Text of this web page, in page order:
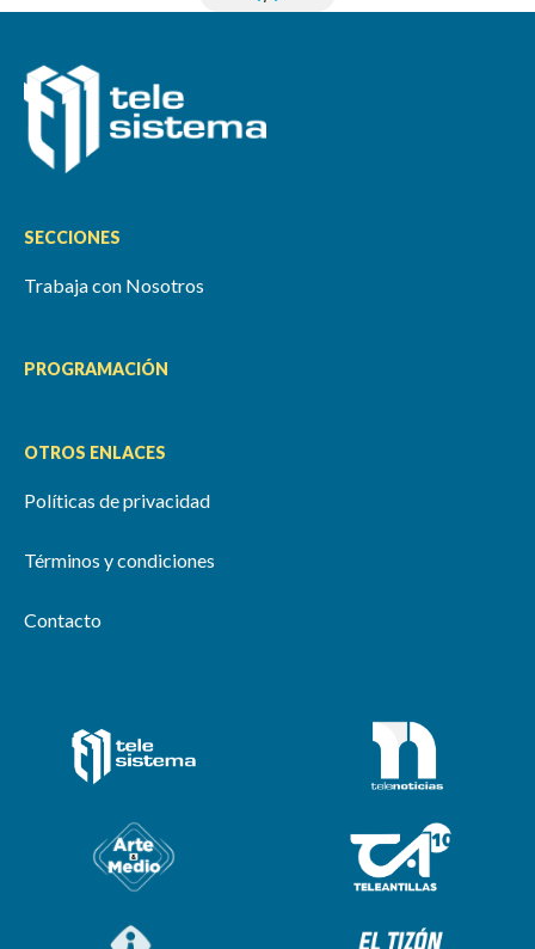
SECCIONES
Trabaja con Nosotros
PROGRAMACIÓN
OTROS ENLACES
Políticas de privacidad
Términos y condiciones
Contacto